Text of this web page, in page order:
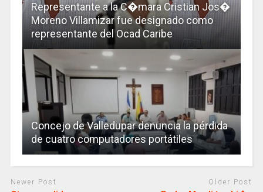
Representante a la C�mara Cristian Jos�
Moreno Villamizar fue designado como
representante del Ocad Caribe
Concejo de Valledupar denuncia la pérdida
de cuatro computadores portátiles
Newer Post Older Post